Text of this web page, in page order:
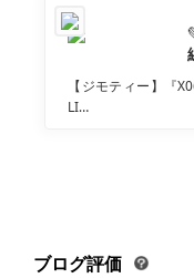
【ジモティー】『
LI…
ブログ評価